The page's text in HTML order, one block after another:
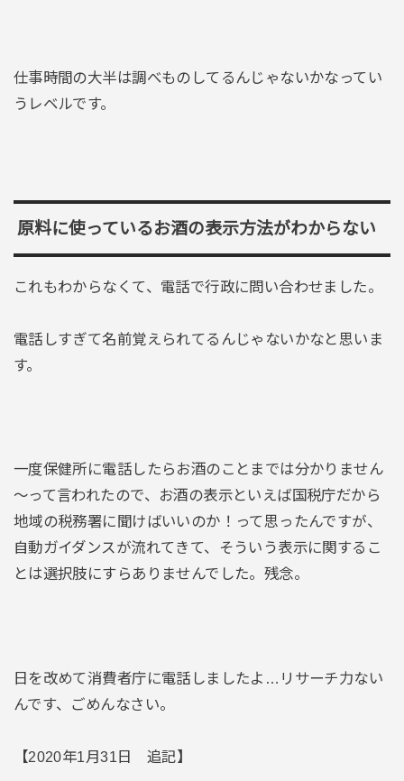
仕事時間の大半は調べものしてるんじゃないかなってい
うレベルです。
原料に使っているお酒の表示方法がわからない
これもわからなくて、電話で行政に問い合わせました。
電話しすぎて名前覚えられてるんじゃないかなと思いま
す。
一度保健所に電話したらお酒のことまでは分かりません
～って言われたので、お酒の表示といえば国税庁だから
地域の税務署に聞けばいいのか！って思ったんですが、
自動ガイダンスが流れてきて、そういう表示に関するこ
とは選択肢にすらありませんでした。残念。
日を改めて消費者庁に電話しましたよ…リサーチ力ない
んです、ごめんなさい。
【2020年1月31日 追記】